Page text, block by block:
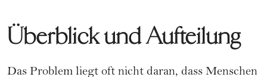
Überblick und Aufteilung
Das Problem liegt oft nicht daran, dass Menschen